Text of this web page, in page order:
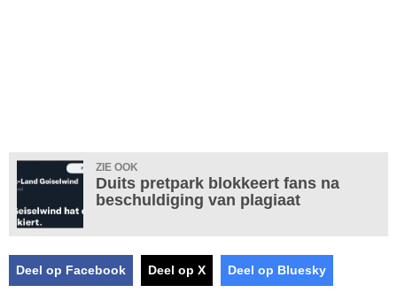
ZIE OOK
Duits pretpark blokkeert fans na
beschuldiging van plagiaat
Deel op Facebook Deel op X Deel op Bluesky